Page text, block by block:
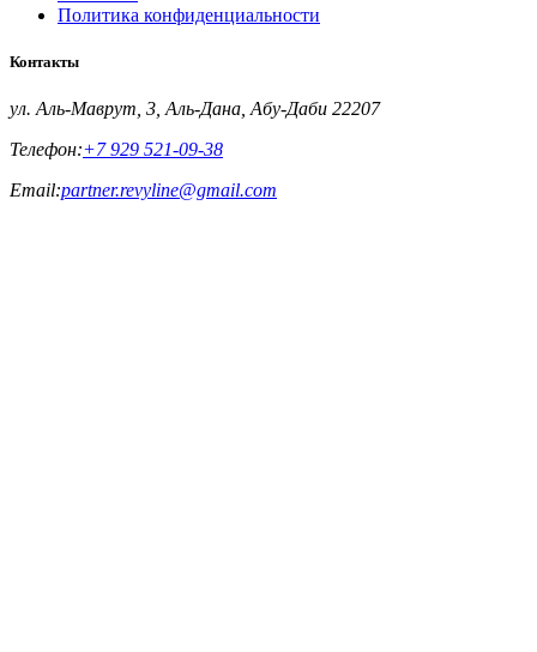
Политика конфиденциальности
Контакты
ул. Аль-Маврут, 3, Аль-Дана, Абу-Даби 22207
Телефон:+7 929 521-09-38
Email:partner.revyline@gmail.com